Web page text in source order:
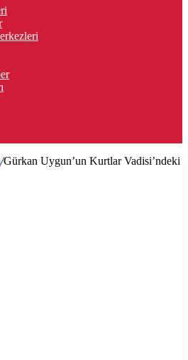
/Gürkan Uygun’un Kurtlar Vadisi’ndeki